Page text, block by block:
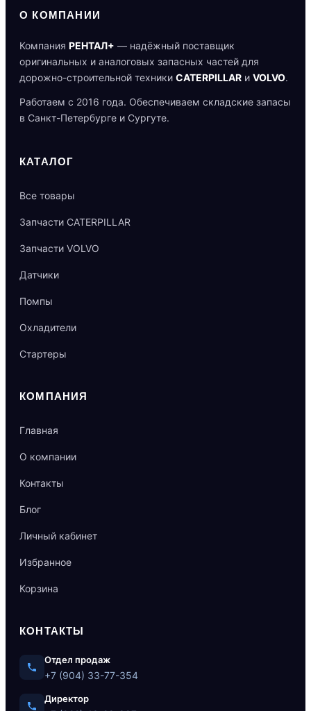
О КОМПАНИИ
Компания РЕНТАЛ+ — надёжный поставщик
оригинальных и аналоговых запасных частей для
дорожно-строительной техники CATERPILLAR и VOLVO.
Работаем с 2016 года. Обеспечиваем складские запасы
в Санкт-Петербурге и Сургуте.
КАТАЛОГ
Все товары
Запчасти CATERPILLAR
Запчасти VOLVO
Датчики
Помпы
Охладители
Стартеры
КОМПАНИЯ
Главная
О компании
Контакты
Блог
Личный кабинет
Избранное
Корзина
КОНТАКТЫ
Отдел продаж
+7 (904) 33-77-354
Директор